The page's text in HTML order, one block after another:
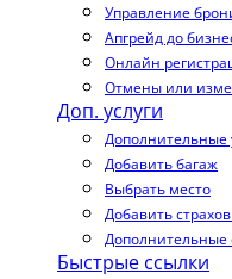
Управление
Апгрейд до
Онлайн
Отмены или
Доп. услуги
Дополнительные
Добавить багаж
Выбрать место
Добавить
Дополнительные
Быстрые ссылки